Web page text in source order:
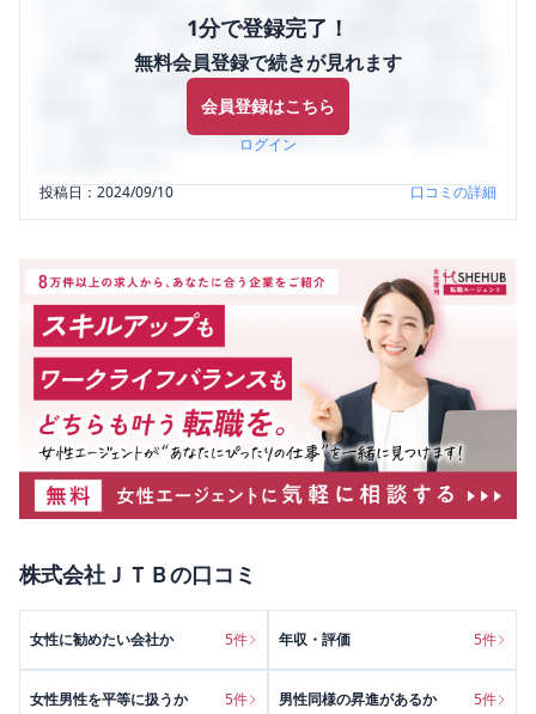
1分で登録完了！
無料会員登録で続きが見れます
会員登録はこちら
ログイン
うになります。SHEHUB(シーハブ)は、女性限定の企業口コ
ミの投稿サイトです。給与面・女性の働きやすさ・会社の評
判など、女性の転職は気にすべき点がたくさんあります。先
輩社員（元社員）の口コミを通して、本当の会社の姿を知
り、将来の不安や現在の悩みを解消するために、ぜひサイト
投稿日：2024/09/10 口コミの詳細
株式会社ＪＴＢの口コミ
女性に勧めたい会社か 5件 年収・評価 5件
女性男性を平等に扱うか 5件 男性同様の昇進があるか 5件